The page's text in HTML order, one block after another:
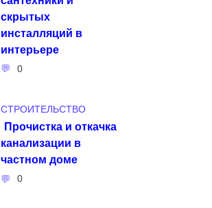
скрытых
инсталляций в
интерьере
0
СТРОИТЕЛЬСТВО
Прочистка и откачка
канализации в
частном доме
0